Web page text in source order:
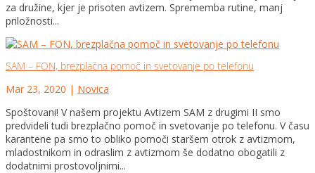
za družine, kjer je prisoten avtizem. Sprememba rutine, manj
priložnosti...
SAM – FON, brezplačna pomoč in svetovanje po telefonu
Mar 23, 2020 | Novica
Spoštovani! V našem projektu Avtizem SAM z drugimi II smo
predvideli tudi brezplačno pomoč in svetovanje po telefonu. V času
karantene pa smo to obliko pomoči staršem otrok z avtizmom,
mladostnikom in odraslim z avtizmom še dodatno obogatili z
dodatnimi prostovoljnimi...